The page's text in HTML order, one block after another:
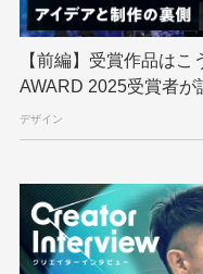
GTB Hack-1グ
IoT ISUCON
Java JJUG
Kaigi on Rails
Perl PHP
Python RFC
【前編】受賞作品は
AWARD 2025受賞者が
デザイン